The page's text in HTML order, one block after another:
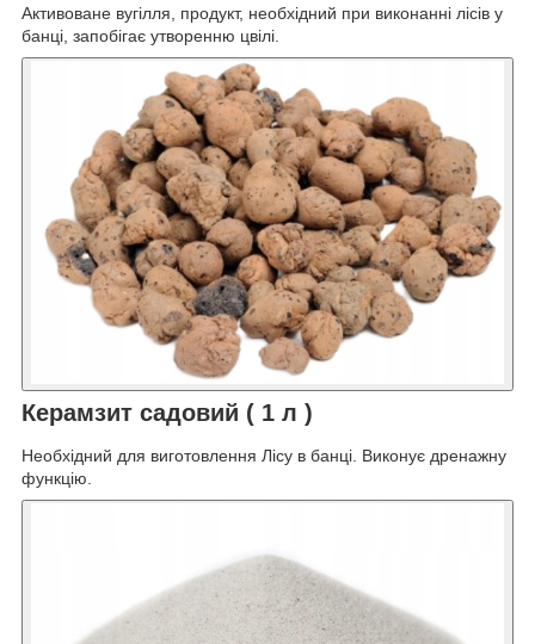
Активоване вугілля, продукт, необхідний при виконанні лісів у
банці, запобігає утворенню цвілі.
Керамзит садовий ( 1 л )
Необхідний для виготовлення Лісу в банці. Виконує дренажну
функцію.